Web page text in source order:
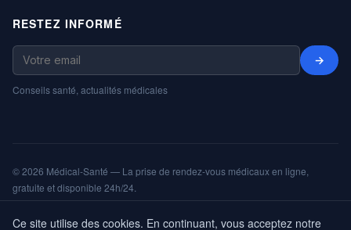
RESTEZ INFORMÉ
→
Conseils santé, actualités médicales
© 2026 Médical-Santé — La prise de rendez-vous médicaux en ligne,
gratuite et disponible 24h/24.
Ce site utilise des cookies. En continuant, vous acceptez notre